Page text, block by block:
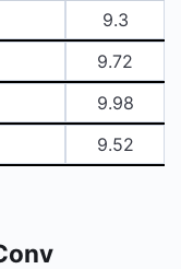
9.3
9.72
9.98
9.52